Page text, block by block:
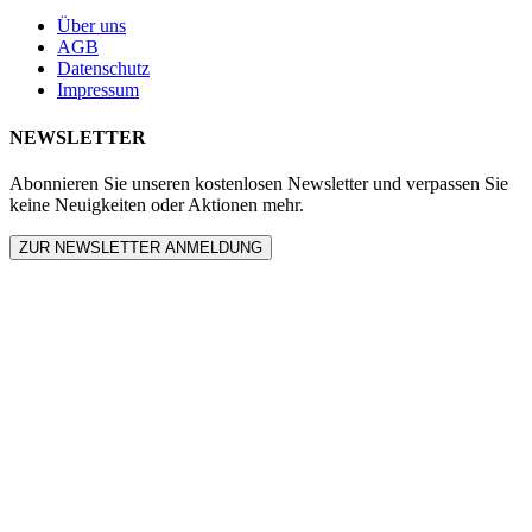
Über uns
AGB
Datenschutz
Impressum
NEWSLETTER
Abonnieren Sie unseren kostenlosen Newsletter und verpassen Sie
keine Neuigkeiten oder Aktionen mehr.
ZUR NEWSLETTER ANMELDUNG